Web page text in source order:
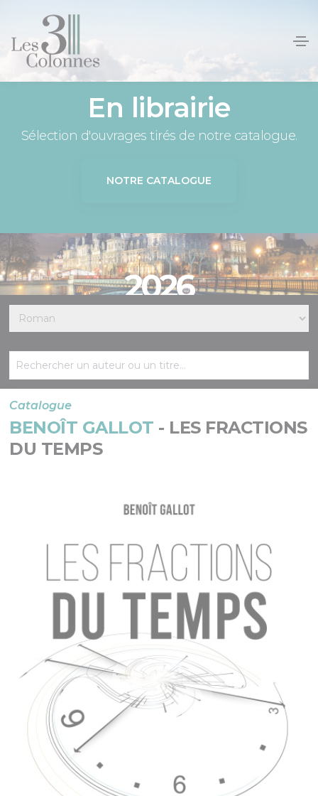
En librairie
Sélection d'ouvrages tirés de notre catalogue.
NOTRE CATALOGUE
2026
Catalogue
BENOÎT GALLOT - LES FRACTIONS
DU TEMPS